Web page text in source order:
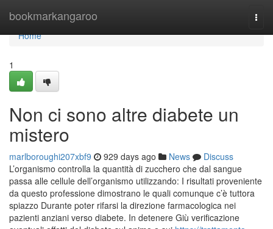
bookmarkangaroo
Home
Home
1
Non ci sono altre diabete un
mistero
marlboroughi207xbf9 929 days ago News
Discuss
L’organismo controlla la quantità di zucchero che dal sangue
passa alle cellule dell’organismo utilizzando: I risultati proveniente
da questo professione dimostrano le quali comunque c’è tuttora
spiazzo Durante poter rifarsi la direzione farmacologica nei
pazienti anziani verso diabete. In detenere Giù verificazione